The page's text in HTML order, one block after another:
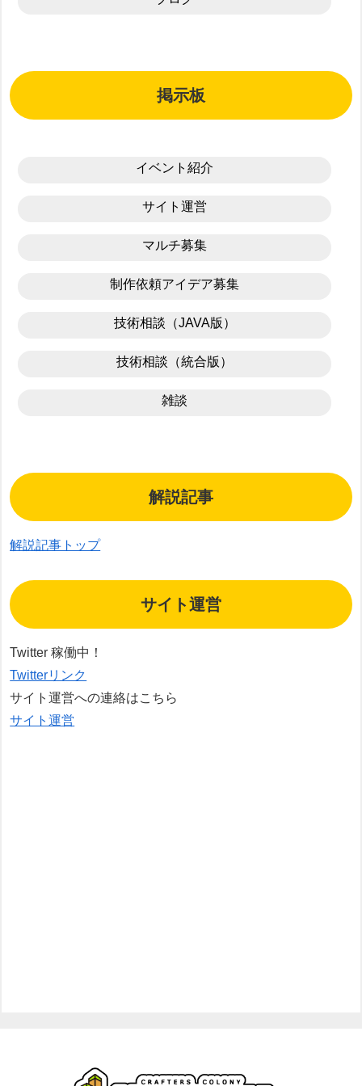
掲示板
イベント紹介
サイト運営
マルチ募集
制作依頼アイデア募集
技術相談（JAVA版）
技術相談（統合版）
雑談
解説記事
解説記事トップ
サイト運営
Twitter 稼働中！
Twitterリンク
サイト運営への連絡はこちら
サイト運営